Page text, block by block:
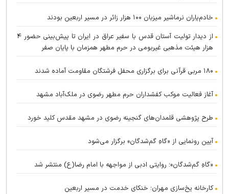
خادم‌یاران نرماشیر میزبان ۱۰۰ هزار زائر در مسیر اربعین بودند
از دیدار تولیت آستان قدس با سفیر عراق در ایران تا پیش‌بینی حضور ۴
هزار هیئت مذهبی غیربومی در حرم مطهر همزمان با پایان صفر
۱۸۰ مربی قرآنی برای برگزاری محفل فرشتگان مقاومت آماده شدند
آغاز فعالیت موکب کفشداران حرم مطهر رضوی در ملک‌آباد مشهد
طرح پژوهشی قلمدان‌های گنجینه رضوی در مشهد مقدس کلید خورد
آیین رونمایی از «گاهِ گم‌شدگان» برگزار می‌شود
«گاهِ گم‌شدگان»؛ روایتی ادبی از مواجهه با امام رضا(ع) منتشر شد
کارخانه یخ‌سازی مهران؛ خنکای خدمت در مسیر اربعین